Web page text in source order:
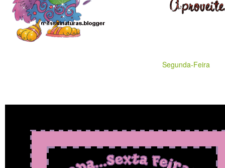
Segunda-Feira